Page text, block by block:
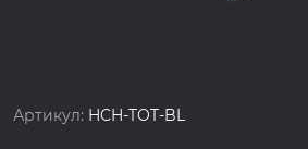
Артикул: HCH-TOT-BL